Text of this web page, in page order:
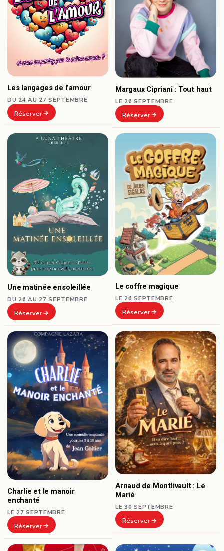
Les langages de l’amour
DU 24 AU 27 SEPTEMBRE
Réserver
Margaux Cipriani : Tout haut
LE 26 SEPTEMBRE
Réserver
Une matinée ensoleillée
DU 26 AU 27 SEPTEMBRE
Réserver
Le coffre magique
LE 26 SEPTEMBRE
Réserver
Charlie et le manoir
enchanté
LE 27 SEPTEMBRE
Réserver
Arnaud de Montlivault : Le
Marié
LE 30 SEPTEMBRE
Réserver